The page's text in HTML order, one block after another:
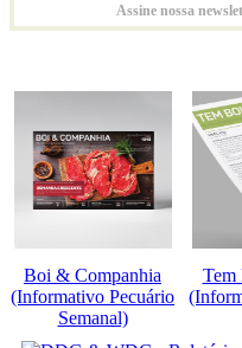
Assine nossa
Boi & Companhia
(Informativo Pecuário
Semanal)
Tem